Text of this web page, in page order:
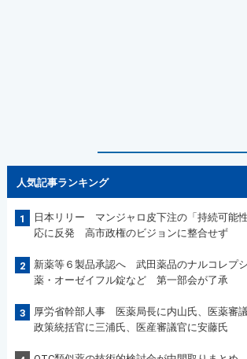
人気記事ランキング
1
日本リリー マンジャロ皮下注の「持続可能
応に反発 高市政権のビジョンに整合せず
2
新薬等６製品承認へ 武田薬品のナルコレプ
薬・オーゼイフル錠など 第一部会が了承
3
厚労省幹部人事 医薬局長に内山氏、医薬審
政策統括官に三浦氏、医産審議官に安藤氏